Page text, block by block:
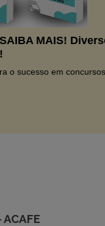
MAIS!
o sucesso em
ACAFE